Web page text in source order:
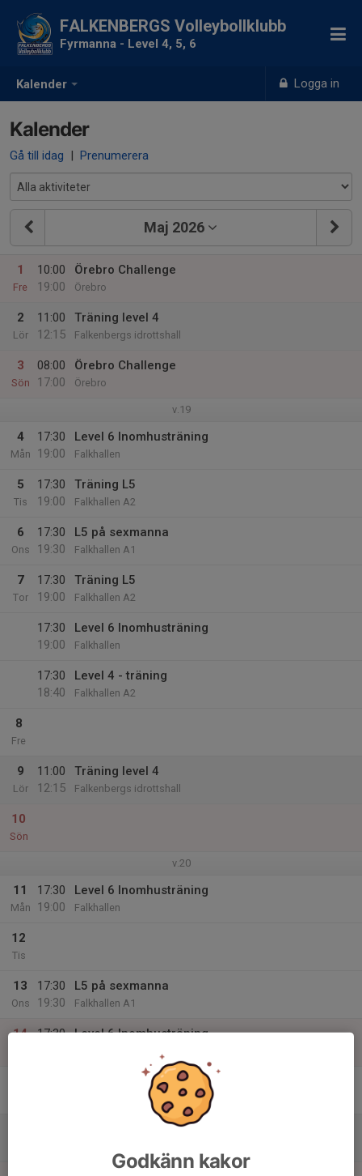
Kalender Logga in
FALKENBERGS Volleybollklubb
Fyrmanna - Level 4, 5, 6
Kalender
Gå till idag | Prenumerera
Maj 2026
1
Fre
10:00
19:00
Örebro Challenge
Örebro
2
Lör
11:00
12:15
Träning level 4
Falkenbergs idrottshall
3
Sön
08:00
17:00
Örebro Challenge
Örebro
v.19
4
Mån
17:30
19:00
Level 6 Inomhusträning
Falkhallen
5
Tis
17:30
19:00
Träning L5
Falkhallen A2
6
Ons
17:30
19:30
L5 på sexmanna
Falkhallen A1
7
Tor
17:30
19:00
Träning L5
Falkhallen A2
17:30
19:00
Level 6 Inomhusträning
Falkhallen
17:30
18:40
Level 4 - träning
Falkhallen A2
8
Fre
9
Lör
11:00
12:15
Träning level 4
Falkenbergs idrottshall
10
Sön
v.20
11
Mån
17:30
19:00
Level 6 Inomhusträning
Falkhallen
12
Tis
13
Ons
17:30
19:30
L5 på sexmanna
Falkhallen A1
14
17:30
Level 6 Inomhusträning
Godkänn kakor